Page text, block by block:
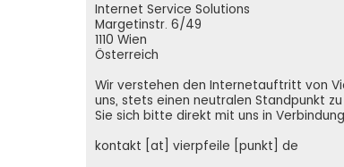
Internet Service Solutions
Margetinstr. 6/49
1110 Wien
Österreich
Wir verstehen den Internetauftritt von
uns, stets einen neutralen Standpunkt
Sie sich bitte direkt mit uns in
kontakt [at] vierpfeile [punkt] de